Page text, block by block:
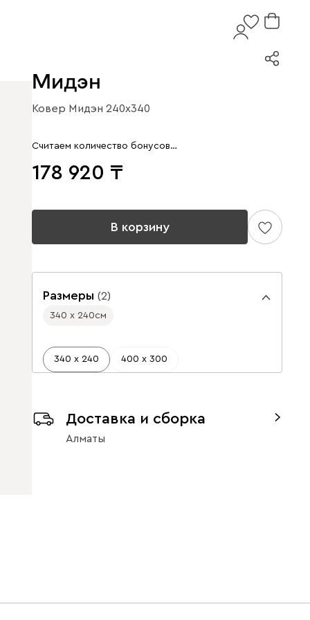
Мидэн
Ковер Мидэн 240x340
Считаем количество бонусов…
178 920
В корзину
Размеры (2)
340 х 240см
340 х 240 400 х 300
Доставка и сборка
Алматы